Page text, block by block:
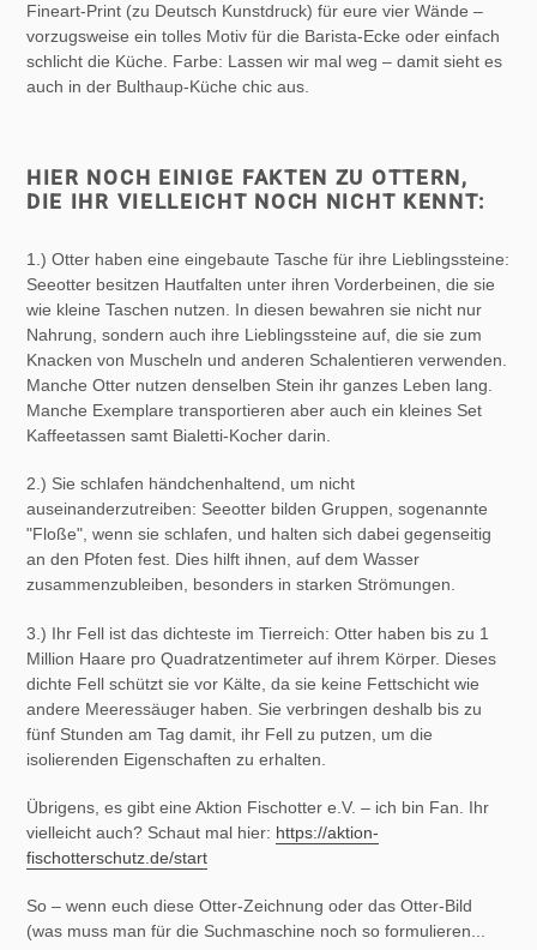
Fineart-Print (zu Deutsch Kunstdruck) für eure vier Wände –
vorzugsweise ein tolles Motiv für die Barista-Ecke oder einfach
schlicht die Küche. Farbe: Lassen wir mal weg – damit sieht es
auch in der Bulthaup-Küche chic aus.
HIER NOCH EINIGE FAKTEN ZU OTTERN,
DIE IHR VIELLEICHT NOCH NICHT KENNT:
1.) Otter haben eine eingebaute Tasche für ihre Lieblingssteine:
Seeotter besitzen Hautfalten unter ihren Vorderbeinen, die sie
wie kleine Taschen nutzen. In diesen bewahren sie nicht nur
Nahrung, sondern auch ihre Lieblingssteine auf, die sie zum
Knacken von Muscheln und anderen Schalentieren verwenden.
Manche Otter nutzen denselben Stein ihr ganzes Leben lang.
Manche Exemplare transportieren aber auch ein kleines Set
Kaffeetassen samt Bialetti-Kocher darin.
2.) Sie schlafen händchenhaltend, um nicht
auseinanderzutreiben: Seeotter bilden Gruppen, sogenannte
"Floße", wenn sie schlafen, und halten sich dabei gegenseitig
an den Pfoten fest. Dies hilft ihnen, auf dem Wasser
zusammenzubleiben, besonders in starken Strömungen.
3.) Ihr Fell ist das dichteste im Tierreich: Otter haben bis zu 1
Million Haare pro Quadratzentimeter auf ihrem Körper. Dieses
dichte Fell schützt sie vor Kälte, da sie keine Fettschicht wie
andere Meeressäuger haben. Sie verbringen deshalb bis zu
fünf Stunden am Tag damit, ihr Fell zu putzen, um die
isolierenden Eigenschaften zu erhalten.
Übrigens, es gibt eine Aktion Fischotter e.V. – ich bin Fan. Ihr
vielleicht auch? Schaut mal hier: https://aktion-
fischotterschutz.de/start
So – wenn euch diese Otter-Zeichnung oder das Otter-Bild
(was muss man für die Suchmaschine noch so formulieren...